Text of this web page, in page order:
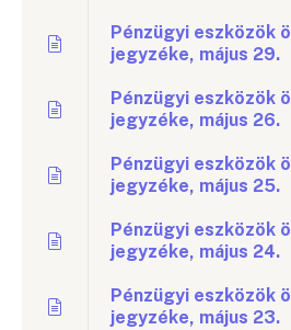
Pénzügyi eszközök
jegyzéke, május 29.
Pénzügyi eszközök
jegyzéke, május 26.
Pénzügyi eszközök
jegyzéke, május 25.
Pénzügyi eszközök
jegyzéke, május 24.
Pénzügyi eszközök
jegyzéke, május 23.